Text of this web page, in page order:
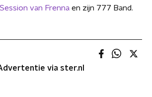
van Frenna en zijn 777 Band.
via ster.nl